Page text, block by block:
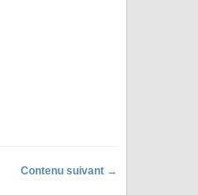
Contenu suivant →